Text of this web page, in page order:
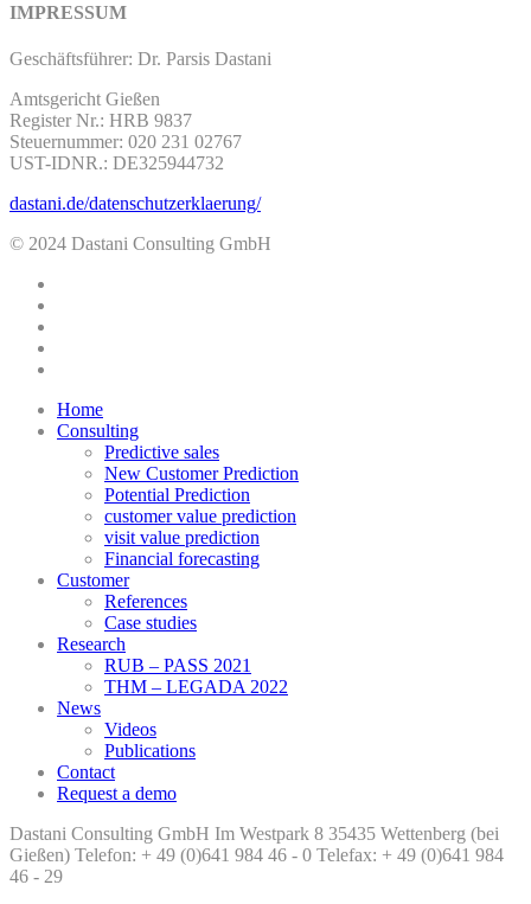
IMPRESSUM
Geschäftsführer: Dr. Parsis Dastani
Amtsgericht Gießen
Register Nr.: HRB 9837
Steuernummer: 020 231 02767
UST-IDNR.: DE325944732
dastani.de/datenschutzerklaerung/
© 2024 Dastani Consulting GmbH
Close
Menu
Home
Consulting
Predictive sales
New Customer Prediction
Potential Prediction
customer value prediction
visit value prediction
Financial forecasting
Customer
References
Case studies
Research
RUB – PASS 2021
THM – LEGADA 2022
News
Videos
Publications
Contact
Request a demo
Dastani Consulting GmbH Im Westpark 8 35435 Wettenberg (bei
Gießen) Telefon: + 49 (0)641 984 46 - 0 Telefax: + 49 (0)641 984
46 - 29